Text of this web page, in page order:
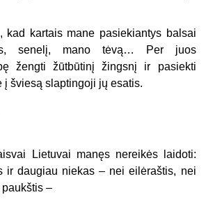
kad kartais mane pasiekiantys balsai
senelį, mano tėvą… Per juos
žengti žūtbūtinį žingsnį ir pasiekti
į šviesą slaptingoji jų esatis.
Lietuvai manęs nereikės laidoti:
ir daugiau niekas – nei eilėraštis, nei
–